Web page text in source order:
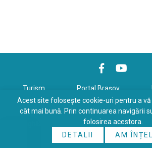
Turism Portal Braşov
Politică de confidenţialitate
Copyrights © 2026 All Rights Reserved.
Online
Acest site folosește cookie-uri pentru a
cât mai bună. Prin continuarea navigării
folosirea acestora.
DETALII
AM